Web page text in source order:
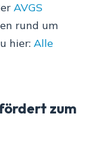
AVGS
rund um
hier: Alle
zum